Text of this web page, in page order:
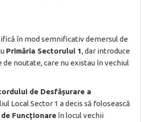
în mod semnificativ demersul de
Primăria Sectorului 1, dar introduce
noutate, care nu existau în vechiul
de Desfășurare a
Local Sector 1 a decis să folosească
Funcționareîn locul vechii